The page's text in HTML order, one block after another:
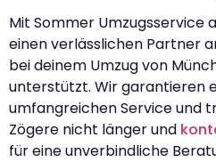
Mit Sommer Umzugsservice
einen verlässlichen Partner
bei deinem Umzug von
unterstützt. Wir garantieren
umfangreichen Service und
Zögere nicht länger und
für eine unverbindliche